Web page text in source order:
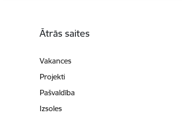
Ātrās saites
Vakances
Projekti
Pašvaldība
Izsoles